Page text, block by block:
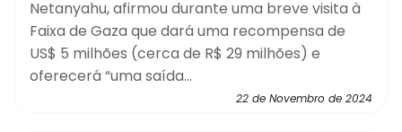
Netanyahu, afirmou durante uma breve visita à
Faixa de Gaza que dará uma recompensa de
US$ 5 milhões (cerca de R$ 29 milhões) e
oferecerá “uma saída...
22 de Novembro de 2024